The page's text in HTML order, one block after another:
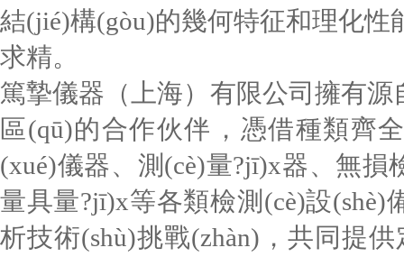
結(jié)構(gòu)的幾何特征和理化性
求精。
篤摯儀器（上海）有限公司擁有源自
區(qū)的合作伙伴，憑借種類齊全
(xué)儀器、測(cè)量?jī)x器、無損
量具量?jī)x等各類檢測(cè)設
析技術(shù)挑戰(zhàn)，共同